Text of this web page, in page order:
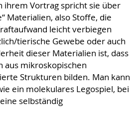
ihrem Vortrag spricht sie über
Materialien, also Stoffe, die
leicht verbiegen
tierische Gewebe oder auch
dieser Materialien ist, dass
aus mikroskopischen
Strukturen bilden. Man kann
ein molekulares Legospiel, bei
selbständig